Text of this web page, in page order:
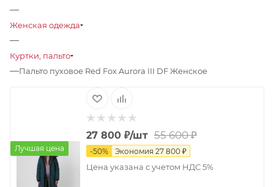
—
Женская одежда
—
Куртки, пальто
—Пальто пуховое Red Fox Aurora III DF Женское
Лучшая цена
27 800 ₽/шт 55 600₽
-50% Экономия 27 800 ₽
Цена указана с учетом НДС 5%